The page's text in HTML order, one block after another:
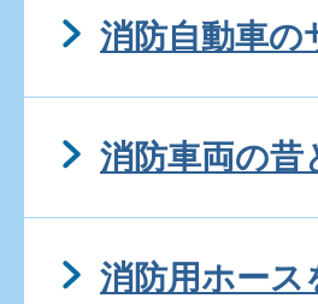
消防自動車
消防車両の昔
消防用ホース